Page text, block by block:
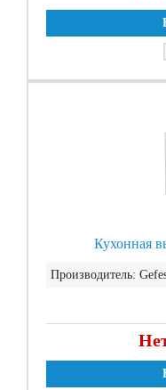
Кухонная
Производитель: